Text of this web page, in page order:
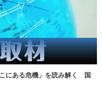
にある危機」を読み解く 国